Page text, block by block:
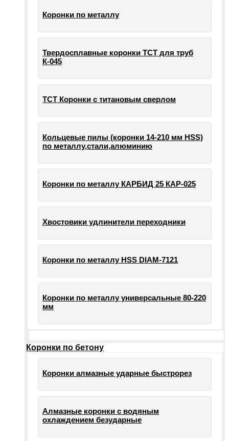
Коронки по металлу
Твердосплавные коронки ТСТ для труб
К-045
ТСТ Коронки с титановым сверлом
Кольцевые пилы (коронки 14-210 мм HSS)
по металлу,стали,алюминию
Коронки по металлу КАРБИД 25 КАР-025
Хвостовики удлинители переходники
Коронки по металлу HSS DIAM-7121
Коронки по металлу универсальные 80-220
мм
Коронки по бетону
Коронки алмазные ударные быстрорез
Алмазные коронки с водяным
охлаждением безударные